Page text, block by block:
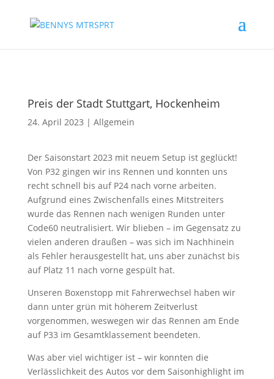
Preis der Stadt Stuttgart, Hockenheim
24. April 2023 | Allgemein
Der Saisonstart 2023 mit neuem Setup ist geglückt!
Von P32 gingen wir ins Rennen und konnten uns
recht schnell bis auf P24 nach vorne arbeiten.
Aufgrund eines Zwischenfalls eines Mitstreiters
wurde das Rennen nach wenigen Runden unter
Code60 neutralisiert. Wir blieben – im Gegensatz zu
vielen anderen draußen – was sich im Nachhinein
als Fehler herausgestellt hat, uns aber zunächst bis
auf Platz 11 nach vorne gespült hat.
Unseren Boxenstopp mit Fahrerwechsel haben wir
dann unter grün mit höherem Zeitverlust
vorgenommen, weswegen wir das Rennen am Ende
auf P33 im Gesamtklassement beendeten.
Was aber viel wichtiger ist – wir konnten die
Verlässlichkeit des Autos vor dem Saisonhighlight im